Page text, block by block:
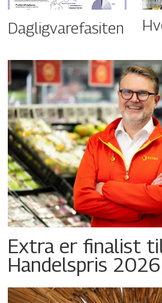
Dagligvarefasiten
Extra er finalist
Handelspris 2026